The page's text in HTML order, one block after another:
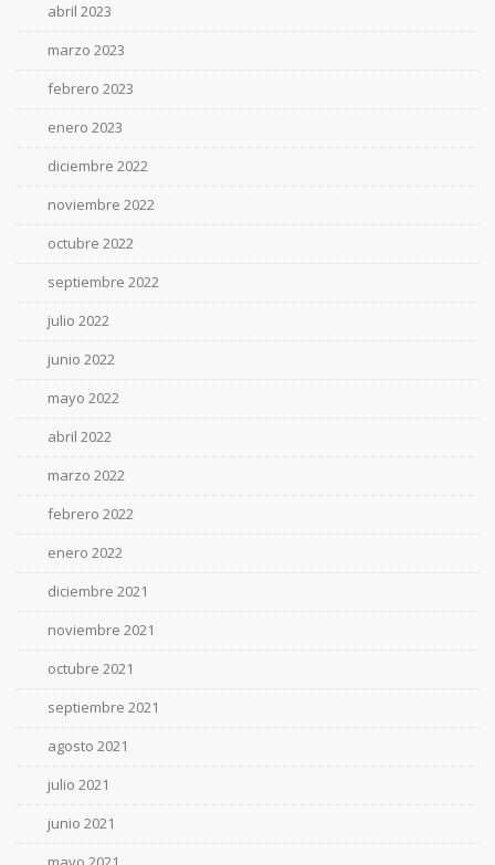
abril 2023
marzo 2023
febrero 2023
enero 2023
diciembre 2022
noviembre 2022
octubre 2022
septiembre 2022
julio 2022
junio 2022
mayo 2022
abril 2022
marzo 2022
febrero 2022
enero 2022
diciembre 2021
noviembre 2021
octubre 2021
septiembre 2021
agosto 2021
julio 2021
junio 2021